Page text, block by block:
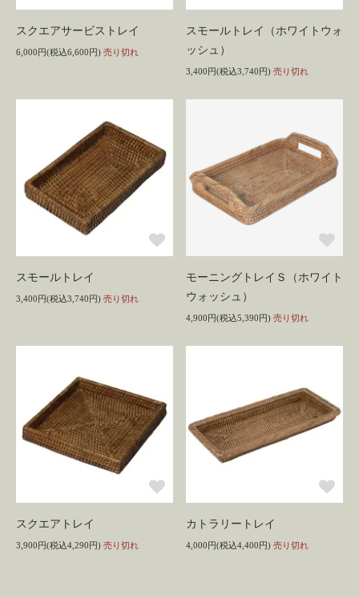
スクエアサービストレイ
6,000円(税込6,600円) 売り切れ
スモールトレイ（ホワイトウォ
ッシュ）
3,400円(税込3,740円) 売り切れ
スモールトレイ
3,400円(税込3,740円) 売り切れ
モーニングトレイＳ（ホワイト
ウォッシュ）
4,900円(税込5,390円) 売り切れ
スクエアトレイ
3,900円(税込4,290円) 売り切れ
カトラリートレイ
4,000円(税込4,400円) 売り切れ